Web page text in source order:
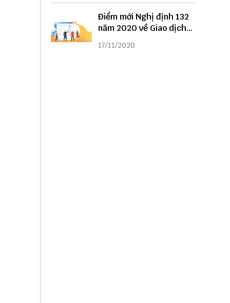
Điểm mới Nghị định 132
năm 2020 về Giao dịch
liên kết
17/11/2020